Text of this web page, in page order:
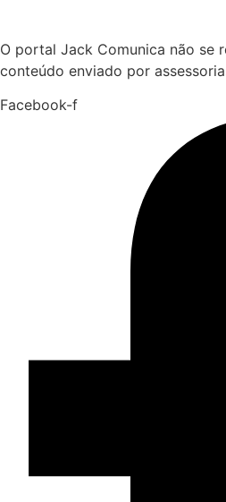
O portal Jack Comunica não se
conteúdo enviado por
Facebook-f